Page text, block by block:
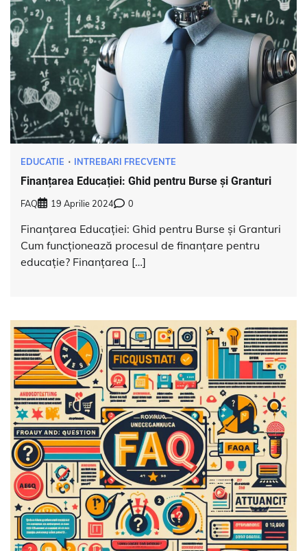
EDUCATIE INTREBARI FRECVENTE
Finanțarea Educației: Ghid pentru Burse și Granturi
FAQ 19 Aprilie 2024 0
Finanțarea Educației: Ghid pentru Burse și Granturi
Cum funcționează procesul de finanțare pentru
educație? Finanțarea […]